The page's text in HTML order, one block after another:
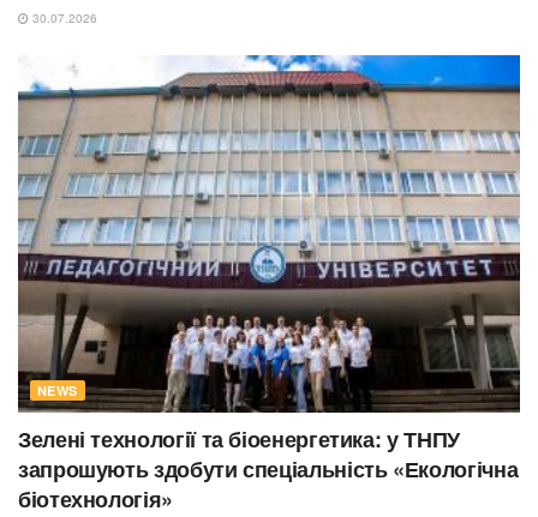
30.07.2026
NEWS
Зелені технології та біоенергетика: у ТНПУ
запрошують здобути спеціальність «Екологічна
біотехнологія»